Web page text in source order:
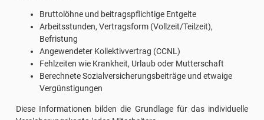
Bruttolöhne und beitragspflichtige Entgelte
Arbeitsstunden, Vertragsform (Vollzeit/Teilzeit),
Befristung
Angewendeter Kollektivvertrag (CCNL)
Fehlzeiten wie Krankheit, Urlaub oder Mutterschaft
Berechnete Sozialversicherungsbeiträge und etwaige
Vergünstigungen
Diese Informationen bilden die Grundlage für das individuelle